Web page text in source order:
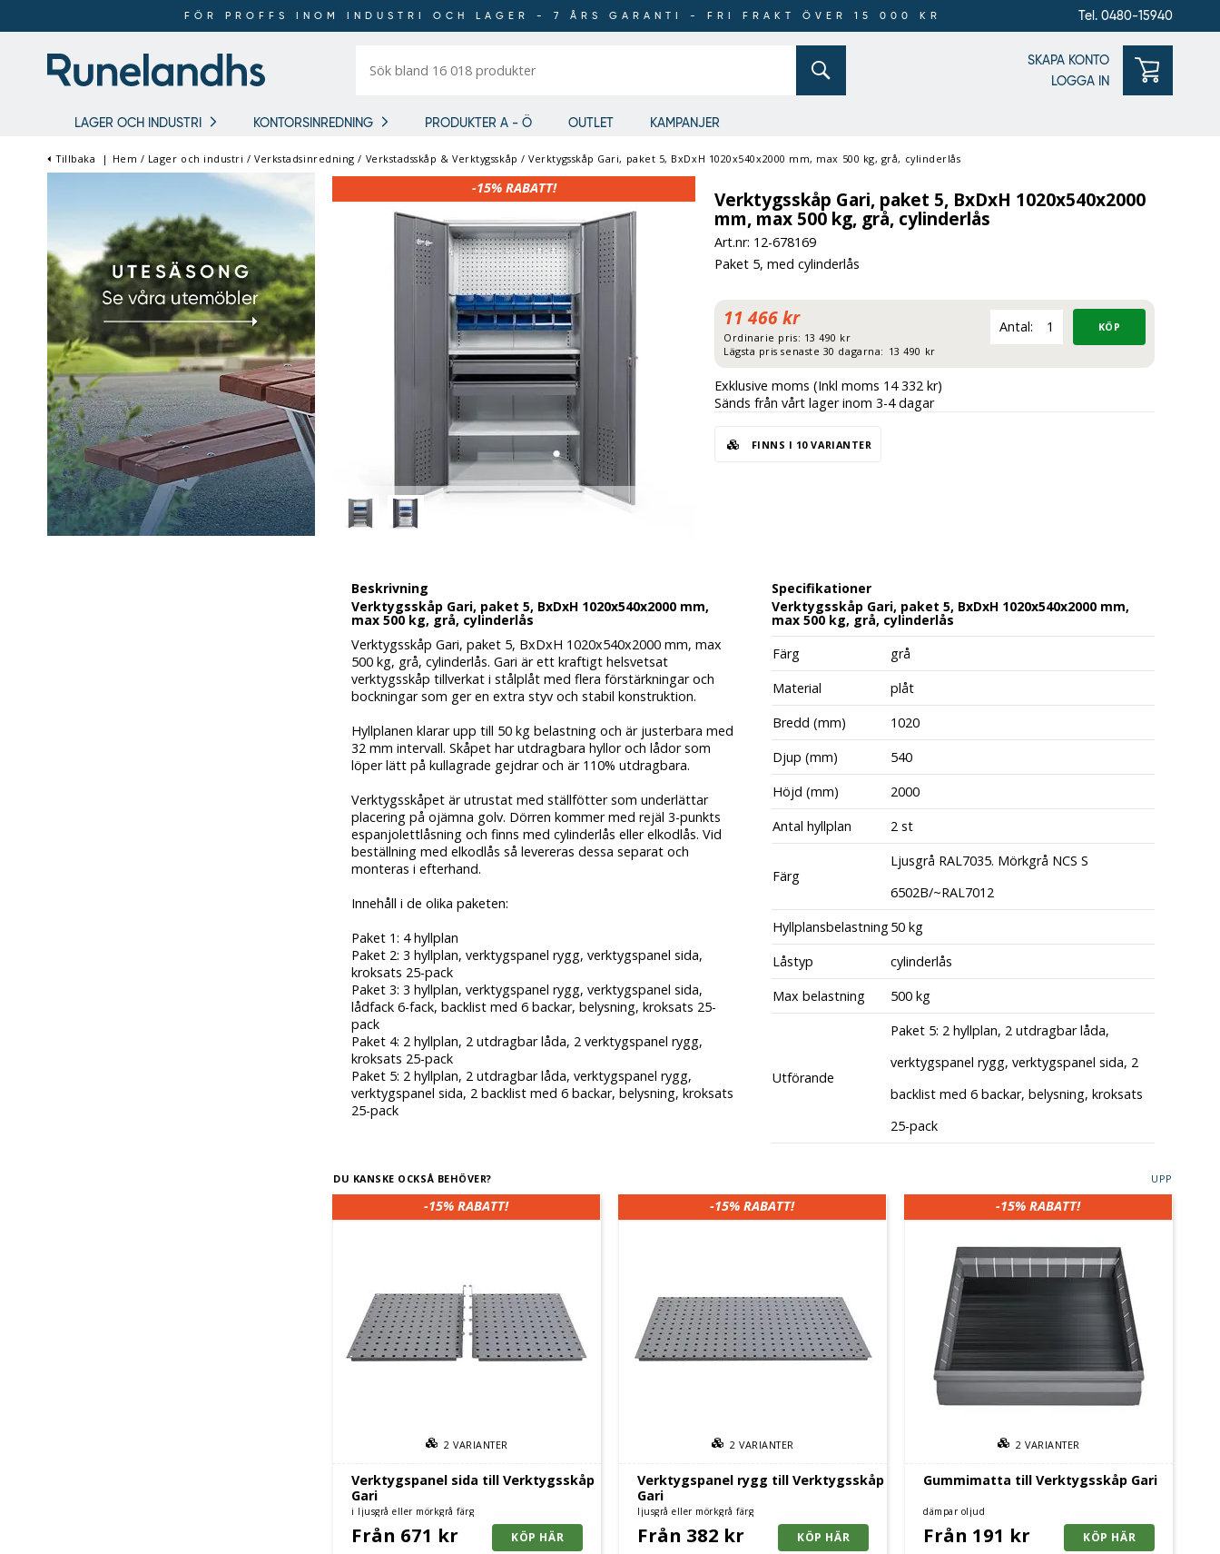
FÖR PROFFS INOM INDUSTRI OCH LAGER - 7 ÅRS GARANTI - FRI FRAKT ÖVER 15 000 KR Tel. 0480-15940
bland
SKAPA KONTO
LOGGA IN
LAGER OCH INDUSTRI KONTORSINREDNING PRODUKTER A - Ö OUTLET KAMPANJER
FÖR PROFFS INOM
INDUSTRI OCH LAGER
Tillbaka | Hem / Lager och industri /Verkstadsinredning / Verkstadsskåp & Verktygsskåp /Verktygsskåp Gari, paket 5, BxDxH 1020x540x2000 mm, max 500 kg, grå, cylinderlås
-15%RABATT!
Verktygsskåp Gari, paket 5, BxDxH 1020x540x2000
mm, max 500 kg, grå, cylinderlås
Art.nr: 12-678169
Paket 5, med cylinderlås
Ordinarie pris: 13 490 kr
11 466 kr
Lägsta pris senaste 30 dagarna: 13 490 kr
Antal:
Exklusive moms (Inkl moms 14 332 kr)
Sänds från vårt lager inom 3-4 dagar
FINNS I 10 VARIANTER
Beskrivning
Verktygsskåp Gari, paket 5, BxDxH 1020x540x2000 mm,
max 500 kg, grå, cylinderlås
Verktygsskåp Gari, paket 5, BxDxH 1020x540x2000 mm, max
500 kg, grå, cylinderlås. Gari är ett kraftigt helsvetsat
verktygsskåp tillverkat i stålplåt med flera förstärkningar och
bockningar som ger en extra styv och stabil konstruktion.
Hyllplanen klarar upp till 50 kg belastning och är justerbara med
32 mm intervall. Skåpet har utdragbara hyllor och lådor som
löper lätt på kullagrade gejdrar och är 110% utdragbara.
Verktygsskåpet är utrustat med ställfötter som underlättar
placering på ojämna golv. Dörren kommer med rejäl 3-punkts
espanjolettlåsning och finns med cylinderlås eller elkodlås. Vid
beställning med elkodlås så levereras dessa separat och
monteras i efterhand.
Innehåll i de olika paketen:
Paket 1: 4 hyllplan
Paket 2: 3 hyllplan, verktygspanel rygg, verktygspanel sida,
kroksats 25-pack
Paket 3: 3 hyllplan, verktygspanel rygg, verktygspanel sida,
lådfack 6-fack, backlist med 6 backar, belysning, kroksats 25-
pack
Paket 4: 2 hyllplan, 2 utdragbar låda, 2 verktygspanel rygg,
kroksats 25-pack
Paket 5: 2 hyllplan, 2 utdragbar låda, verktygspanel rygg,
verktygspanel sida, 2 backlist med 6 backar, belysning, kroksats
25-pack
Specifikationer
Verktygsskåp Gari, paket 5, BxDxH 1020x540x2000 mm,
max 500 kg, grå, cylinderlås
Färg
grå
Material
plåt
Bredd (mm)
1020
Djup (mm)
540
Höjd (mm)
2000
Antal hyllplan
2 st
Färg
Ljusgrå RAL7035. Mörkgrå NCS S
6502B/~RAL7012
Hyllplansbelastning50 kg
Låstyp
cylinderlås
Max belastning
500 kg
Utförande
Paket 5: 2 hyllplan, 2 utdragbar låda,
verktygspanel rygg, verktygspanel sida, 2
backlist med 6 backar, belysning, kroksats
25-pack
DU KANSKE OCKSÅ BEHÖVER? UPP
-15% RABATT!
Verktygspanel sida till Verktygsskåp
Gari
i ljusgrå eller mörkgrå färg
2VARIANTER
Från 671 kr
-15% RABATT!
Verktygspanel rygg till Verktygsskåp
Gari
ljusgrå eller mörkgrå färg
2VARIANTER
Från 382 kr
-15% RABATT!
Gummimatta till Verktygsskåp Gari
dämpar oljud
2VARIANTER
Från 191 kr